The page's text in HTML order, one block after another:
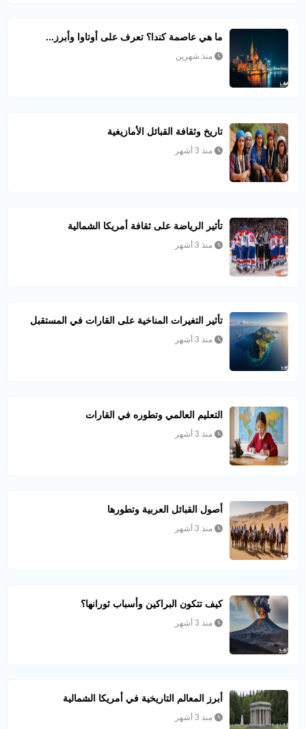
ما هي عاصمة كندا؟ تعرف على أوتاوا وأبرز...
منذ شهرين
تاريخ وثقافة القبائل الأمازيغية
منذ 3 أشهر
تأثير الرياضة على ثقافة أمريكا الشمالية
منذ 3 أشهر
تأثير التغيرات المناخية على القارات في المستقبل
منذ 3 أشهر
التعليم العالمي وتطوره في القارات
منذ 3 أشهر
أصول القبائل العربية وتطورها
منذ 3 أشهر
كيف تتكون البراكين وأسباب ثورانها؟
منذ 3 أشهر
أبرز المعالم التاريخية في أمريكا الشمالية
منذ 3 أشهر